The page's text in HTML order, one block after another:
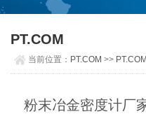
PT.COM
当前位置： PT.COM >> PT.COM
粉末冶金密度计厂